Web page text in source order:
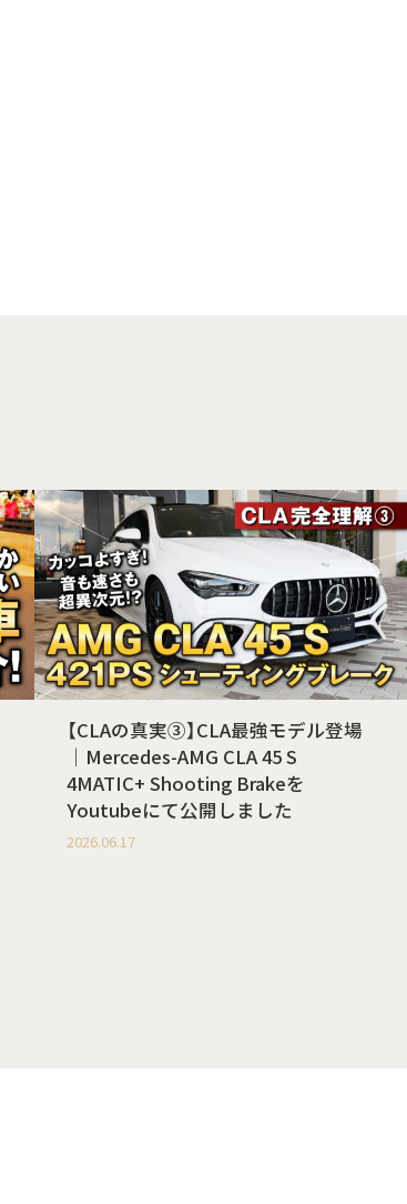
【CLAの真実③】CLA最強モデル登場
｜Mercedes-AMG CLA 45 S
4MATIC+ Shooting Brakeを
Youtubeにて公開しました
2026.06.17